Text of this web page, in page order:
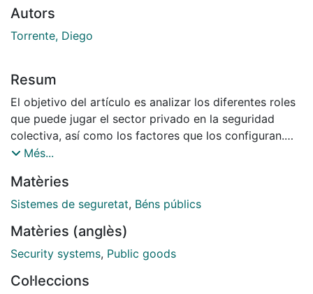
Autors
Torrente, Diego
Resum
El objetivo del artículo es analizar los diferentes roles
que puede jugar el sector privado en la seguridad
colectiva, así como los factores que los configuran.
Para caracterizar esos roles, se presenta qué es, qué
clarificar qué es 'seguridad privada', se discuten las
fronteras con la pública y se exponen las diferentes
aquella. Para conocer cómo se relaciona, se analizan
los diferentes modelos de relación entre la seguridad
regulación que hay detrás. Finalmente, se discute la
Més...
Matèries
Sistemes de seguretat, Béns públics
Matèries (anglès)
Security systems, Public goods
Col·leccions